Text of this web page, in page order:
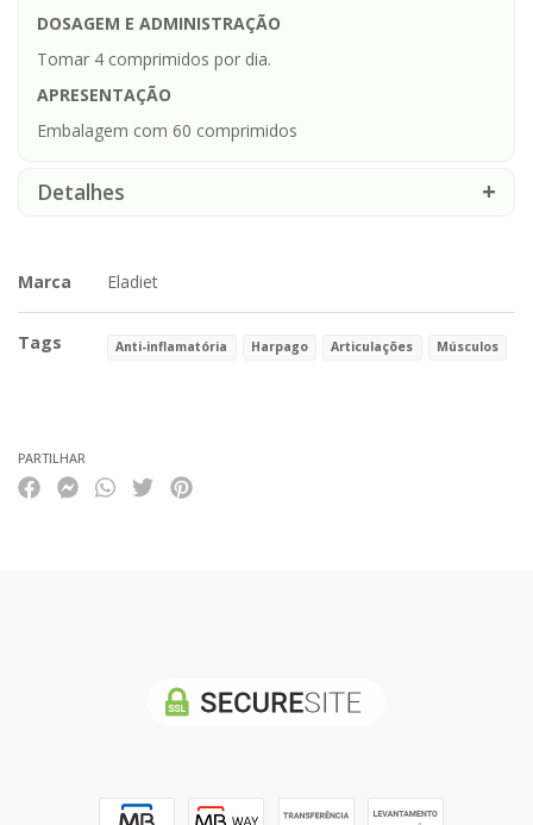
DOSAGEM E ADMINISTRAÇÃO
Tomar 4 comprimidos por dia.
APRESENTAÇÃO
Embalagem com 60 comprimidos
Detalhes
Marca Eladiet
Tags Anti-inflamatória Harpago Articulações Músculos
PARTILHAR